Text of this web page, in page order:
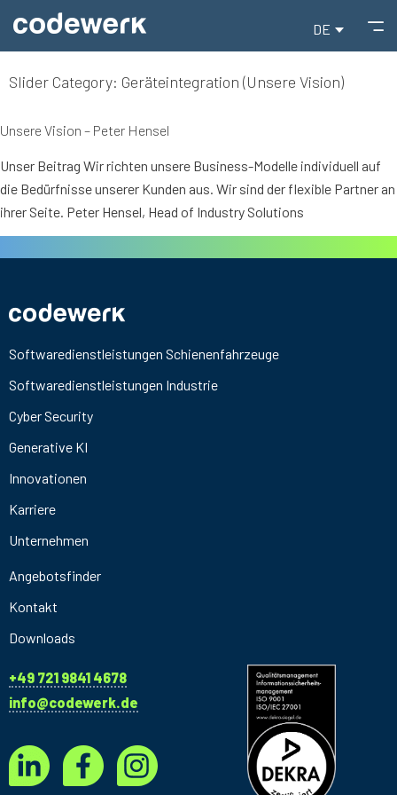
DE
Slider Category: Geräteintegration (Unsere Vision)
Unsere Vision – Peter Hensel
Unser Beitrag Wir richten unsere Business-Modelle individuell auf
die Bedürfnisse unserer Kunden aus. Wir sind der flexible Partner an
ihrer Seite. Peter Hensel, Head of Industry Solutions
Softwaredienstleistungen Schienenfahrzeuge
Softwaredienstleistungen Industrie
Cyber Security
Generative KI
Innovationen
Karriere
Unternehmen
Angebotsfinder
Kontakt
Downloads
+49 721 9841 4678
info@codewerk.de